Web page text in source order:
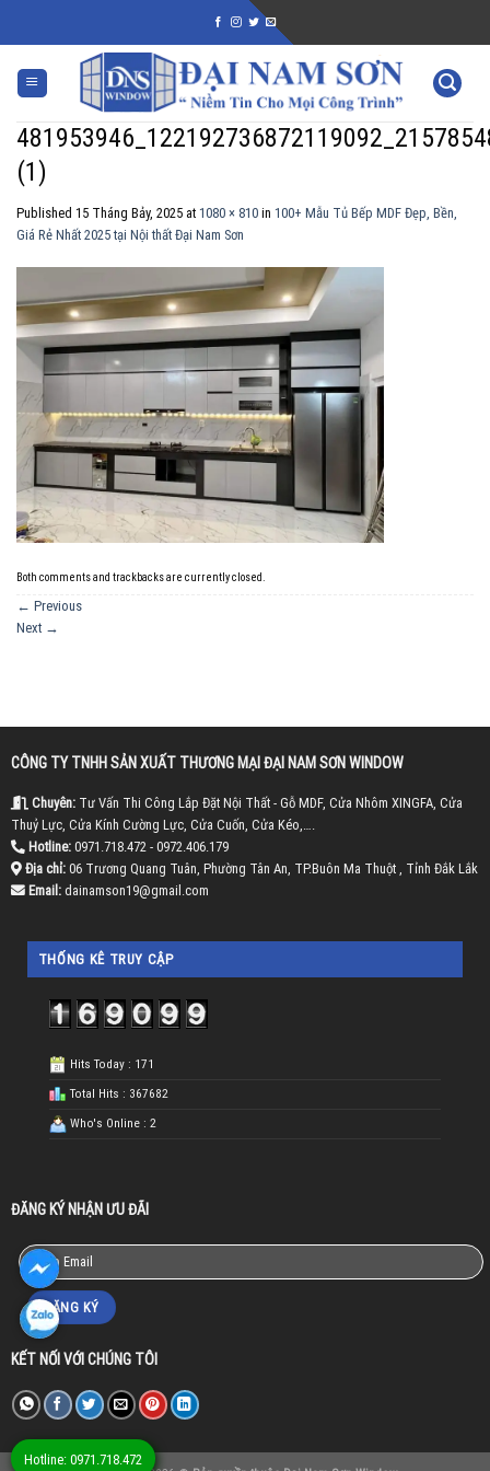
Hotline: 0971.718.472
(1)
Published 15 Tháng Bảy, 2025 at 1080 × 810 in 100+ Mẫu Tủ Bếp MDF Đẹp, Bền,
Giá Rẻ Nhất 2025 tại Nội thất Đại Nam Sơn
Both comments and trackbacks are currently closed.
← Previous
Next →
CÔNG TY TNHH SẢN XUẤT THƯƠNG MẠI ĐẠI NAM SƠN WINDOW
Chuyên:Tư Vấn Thi Công Lắp Đặt Nội Thất - Gỗ MDF, Cửa Nhôm XINGFA, Cửa
Thuỷ Lực, Cửa Kính Cường Lực, Cửa Cuốn, Cửa Kéo,….
Hotline:0971.718.472 - 0972.406.179
Địa chỉ:06 Trương Quang Tuân, Phường Tân An, TP.Buôn Ma Thuột , Tỉnh Đắk Lắk
Email:dainamson19@gmail.com
THỐNG KÊ TRUY CẬP
Hits Today : 171
Total Hits : 367682
Who's Online : 2
ĐĂNG KÝ NHẬN ƯU ĐÃI
KẾT NỐI VỚI CHÚNG TÔI